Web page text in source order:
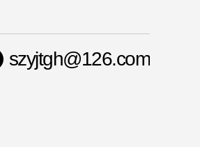
szyjtgh@126.com